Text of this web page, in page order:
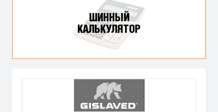
ШИННЫЙ
КАЛЬКУЛЯТОР